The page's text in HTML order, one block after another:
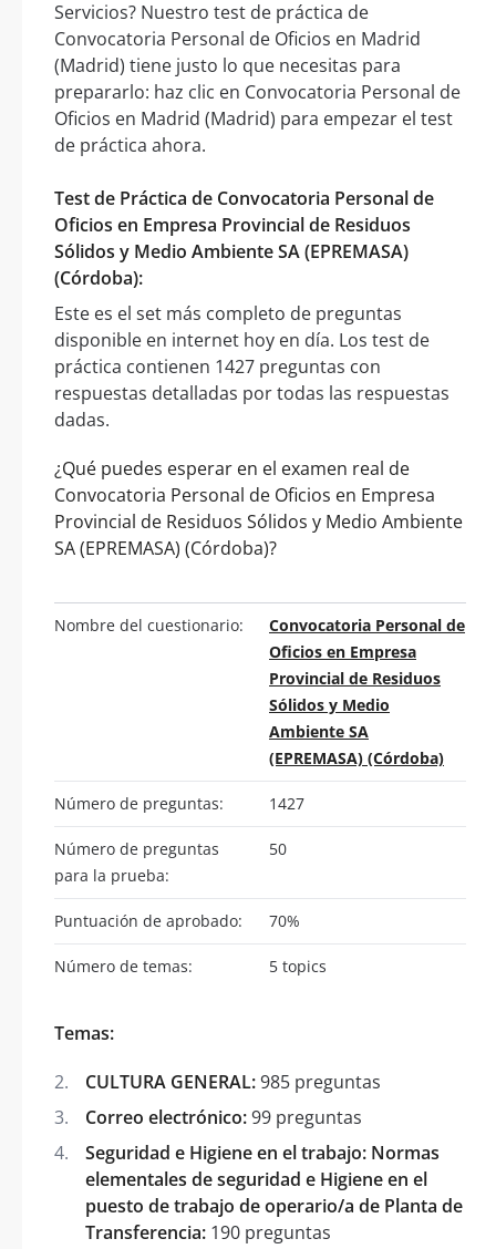
Servicios? Nuestro test de práctica de
Convocatoria Personal de Oficios en Madrid
(Madrid) tiene justo lo que necesitas para
prepararlo: haz clic en Convocatoria Personal de
Oficios en Madrid (Madrid) para empezar el test
de práctica ahora.
Test de Práctica de Convocatoria Personal de
Oficios en Empresa Provincial de Residuos
Sólidos y Medio Ambiente SA (EPREMASA)
(Córdoba):
Este es el set más completo de preguntas
disponible en internet hoy en día. Los test de
práctica contienen 1427 preguntas con
respuestas detalladas por todas las respuestas
dadas.
¿Qué puedes esperar en el examen real de
Convocatoria Personal de Oficios en Empresa
Provincial de Residuos Sólidos y Medio Ambiente
SA (EPREMASA) (Córdoba)?
Nombre del cuestionario:
Convocatoria Personal de
Oficios en Empresa
Provincial de Residuos
Sólidos y Medio
Ambiente SA
(EPREMASA) (Córdoba)
Número de preguntas: 1427
Número de preguntas
para la prueba:
50
Puntuación de aprobado: 70%
Número de temas: 5 topics
Temas:
CULTURA GENERAL:985 preguntas
Correo electrónico:99 preguntas
Seguridad e Higiene en el trabajo: Normas
elementales de seguridad e Higiene en el
puesto de trabajo de operario/a de Planta de
Transferencia: 190 preguntas